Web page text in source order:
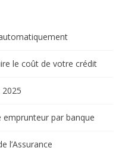
le coût de votre crédit
emprunteur par banque
l’Assurance